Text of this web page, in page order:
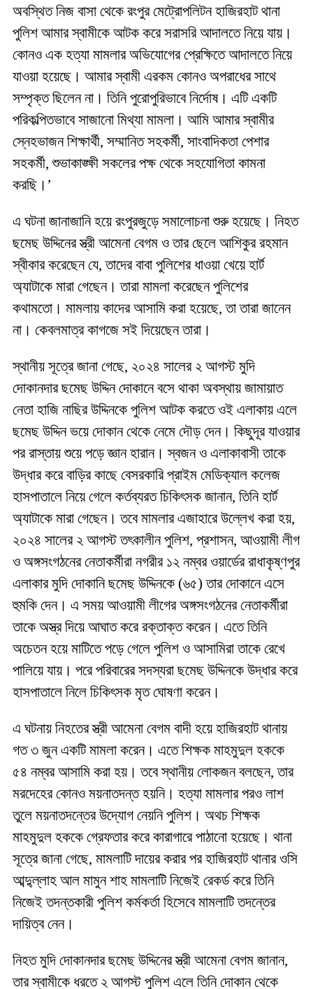
অবস্থিত নিজ বাসা থেকে রংপুর মেট্রোপলিটন হাজিরহাট থানা
পুলিশ আমার স্বামীকে আটক করে সরাসরি আদালতে নিয়ে যায়।
কোনও এক হত্যা মামলার অভিযোগের প্রেক্ষিতে আদালতে নিয়ে
যাওয়া হয়েছে। আমার স্বামী এরকম কোনও অপরাধের সাথে
সম্পৃক্ত ছিলেন‌ না। তিনি পুরোপুরিভাবে নির্দোষ। এটি একটি
পরিকল্পিতভাবে সাজানো মিথ্যা মামলা। আমি আমার স্বামীর
স্নেহভাজন শিক্ষার্থী, সম্মানিত সহকর্মী, সাংবাদিকতা পেশার
সহকর্মী, শুভাকাঙ্ক্ষী সকলের পক্ষ থেকে সহযোগিতা কামনা
করছি।’
এ ঘটনা জানাজানি হয়ে রংপুরজুড়ে সমালোচনা শুরু হয়েছে। নিহত
ছমেছ উদ্দিনের স্ত্রী আমেনা বেগম ও তার ছেলে আশিকুর রহমান
স্বীকার করেছেন যে, তাদের বাবা পুলিশের ধাওয়া খেয়ে হার্ট
অ্যাটাকে মারা গেছেন। তারা মামলা করেছেন পুলিশের
কথামতো। মামলায় কাদের আসামি করা হয়েছে, তা তারা জানেন
না। কেবলমাত্র কাগজে সই দিয়েছেন তারা।
স্থানীয় সূত্রে জানা গেছে, ২০২৪ সালের ২ আগস্ট মুদি
দোকানদার ছমেছ উদ্দিন দোকানে বসে থাকা অবস্থায় জামায়াত
নেতা হাজি নাছির উদ্দিনকে পুলিশ আটক করতে ওই এলাকায় এলে
ছমেছ উদ্দিন ভয়ে দোকান থেকে নেমে দৌড় দেন। কিছুদূর যাওয়ার
পর রাস্তায় শুয়ে পড়ে জ্ঞান হারান। স্বজন ও এলাকাবাসী তাকে
উদ্ধার করে বাড়ির কাছে বেসরকারি প্রাইম মেডিক্যাল কলেজ
হাসপাতালে নিয়ে গেলে কর্তব্যরত চিকিৎসক জানান, তিনি হার্ট
অ্যাটাকে মারা গেছেন। তবে মামলার এজাহারে উল্লেখ করা হয়,
২০২৪ সালের ২ আগস্ট তৎকালীন পুলিশ, প্রশাসন, আওয়ামী লীগ
ও অঙ্গসংগঠনের নেতাকর্মীরা নগরীর ১২ নম্বর ওয়ার্ডের রাধাকৃষ্ণপুর
এলাকার মুদি দোকানি ছমেছ উদ্দিনকে (৬৫) তার দোকানে এসে
হুমকি দেন। এ সময় আওয়ামী লীগের অঙ্গসংগঠনের নেতাকর্মীরা
তাকে অস্ত্র দিয়ে আঘাত করে রক্তাক্ত করেন। এতে তিনি
অচেতন হয়ে মাটিতে পড়ে গেলে পুলিশ ও আসামিরা তাকে রেখে
পালিয়ে যায়। পরে পরিবারের সদস্যরা ছমেছ উদ্দিনকে উদ্ধার করে
হাসপাতালে নিলে চিকিৎসক মৃত ঘোষণা করেন।
এ ঘটনায় নিহতের স্ত্রী আমেনা বেগম বাদী হয়ে হাজিরহাট থানায়
গত ৩ জুন একটি মামলা করেন। এতে শিক্ষক মাহমুদুল হককে
৫৪ নম্বর আসামি করা হয়। তবে স্থানীয় লোকজন বলছেন, তার
মরদেহের কোনও ময়নাতদন্ত হয়নি। হত্যা মামলার পরও লাশ
তুলে ময়নাতদন্তের উদ্যোগ নেয়নি পুলিশ। অথচ শিক্ষক
মাহমুদুল হককে গ্রেফতার করে কারাগারে পাঠানো হয়েছে। থানা
সূত্রে জানা গেছে, মামলাটি দায়ের করার পর হাজিরহাট থানার ওসি
আব্দু্ল্লাহ আল মামুন শাহ মামলাটি নিজেই রেকর্ড করে তিনি
নিজেই তদন্তকারী পুলিশ কর্মকর্তা হিসেবে মামলাটি তদন্তের
দায়িত্ব নেন।
নিহত মুদি দোকানদার ছমেছ উদ্দিনের স্ত্রী আমেনা বেগম জানান,
তার স্বামীকে ধরতে ২ আগস্ট পুলিশ এলে তিনি দোকান থেকে